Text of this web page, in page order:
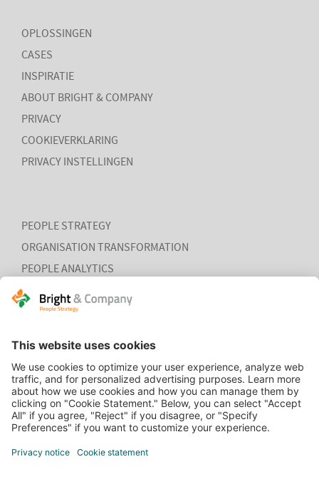
OPLOSSINGEN
CASES
INSPIRATIE
ABOUT BRIGHT & COMPANY
PRIVACY
COOKIEVERKLARING
PRIVACY INSTELLINGEN
PEOPLE STRATEGY
ORGANISATION TRANSFORMATION
PEOPLE ANALYTICS
HR ORGANISATION EFFECTIVENESS
HOME
CONTACT
COOKIEVERKLARING
VACATURES